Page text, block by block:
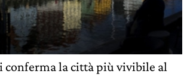
conferma la città più vivibile al